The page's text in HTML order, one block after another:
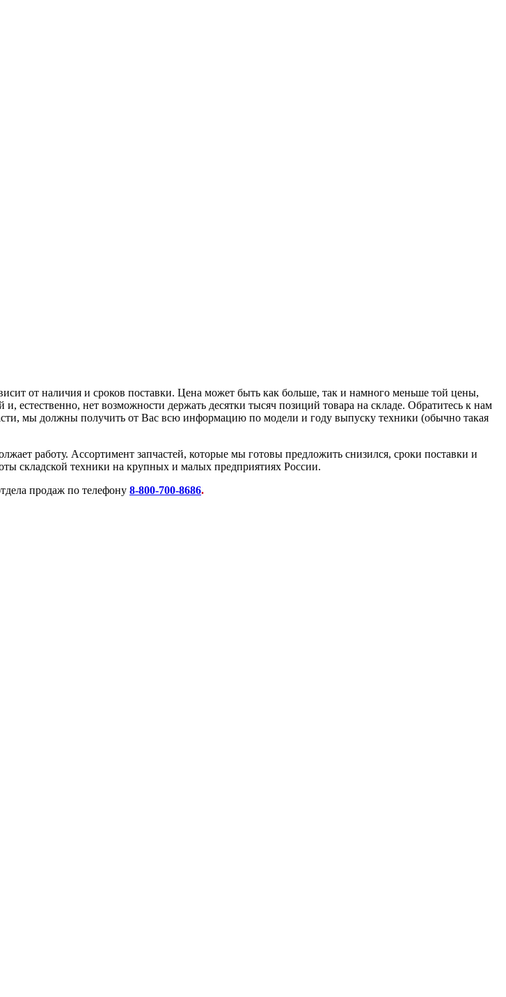
от наличия и сроков поставки. Цена может быть как больше, так и намного меньше той цены,
естественно, нет возможности держать десятки тысяч позиций товара на складе. Обратитесь к нам
мы должны получить от Вас всю информацию по модели и году выпуску техники (обычно такая
работу. Ассортимент запчастей, которые мы готовы предложить снизился, сроки поставки и
складской техники на крупных и малых предприятиях России.
продаж по телефону 8-800-700-8686.